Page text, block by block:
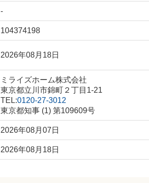
-
104374198
2026年08月18日
ミライズホーム株式会社
東京都立川市錦町２丁目1-21
TEL:0120-27-3012
東京都知事 (1) 第109609号
2026年08月07日
2026年08月18日